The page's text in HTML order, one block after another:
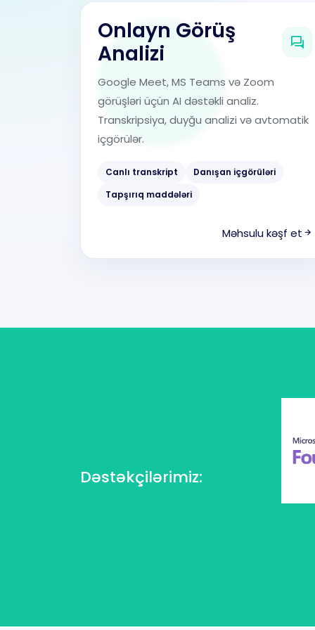
Onlayn Görüş
Analizi
Google Meet, MS Teams və Zoom
görüşləri üçün AI dəstəkli analiz.
Transkripsiya, duyğu analizi və avtomatik
içgörülər.
Canlı transkript
Danışan içgörüləri
Tapşırıq maddələri
Məhsulu kəşf et
Dəstəkçilərimiz: